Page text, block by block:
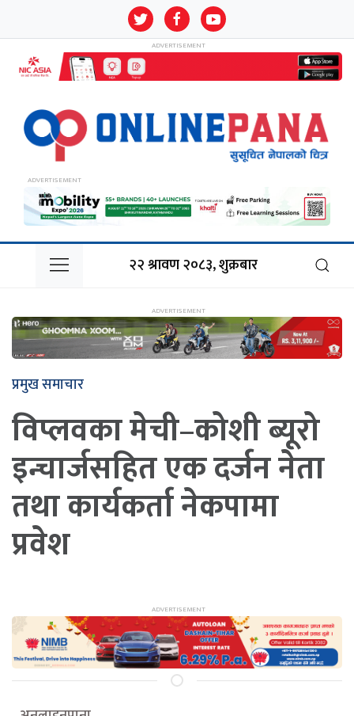
२२ श्रावण २०८३, शुक्रबार
प्रमुख समाचार
विप्लवका मेची–कोशी ब्यूरो
इन्चार्जसहित एक दर्जन नेता
तथा कार्यकर्ता नेकपामा
प्रवेश